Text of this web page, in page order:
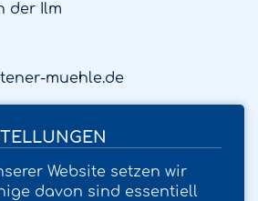
Website setzen wir
davon sind essentiell
der Ilm
muehle.de
von 17 bis 19 Uhr